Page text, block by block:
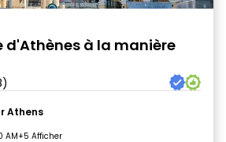
à la manière
Athens
AM+5 Afficher